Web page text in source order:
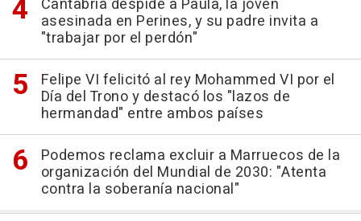
Cantabria despide a Paula, la joven
asesinada en Perines, y su padre invita a
"trabajar por el perdón"
Felipe VI felicitó al rey Mohammed VI por el
Día del Trono y destacó los "lazos de
hermandad" entre ambos países
Podemos reclama excluir a Marruecos de la
organización del Mundial de 2030: "Atenta
contra la soberanía nacional"